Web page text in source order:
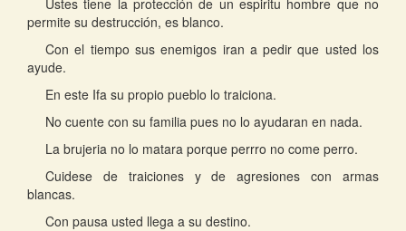
Ustes tiene la protección de un espiritu hombre que no
permite su destrucción, es blanco.
Con el tiempo sus enemigos iran a pedir que usted los
ayude.
En este Ifa su propio pueblo lo traiciona.
No cuente con su familia pues no lo ayudaran en nada.
La brujeria no lo matara porque perrro no come perro.
Cuidese de traiciones y de agresiones con armas
blancas.
Con pausa usted llega a su destino.